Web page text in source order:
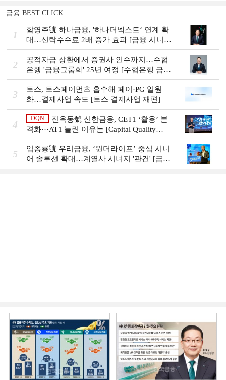
금융 BEST CLICK
1
함영주號 하나금융, '하나더넥스트‘ 연계 확
대…신탁수수료 2배 증가 효과 [금융 시니어
비즈니스 돋보기]
2
공적자금 상환에서 증권사 인수까지…수협
은행 '금융그룹화' 25년 여정 [수협은행 금융
그룹의 꿈①]
3
토스, 토스페이먼츠 흡수해 페이·PG 일원
화…결제사업 속도 [토스 결제사업 재편]
4
DQN
진옥동號 신한금융, CET1 ‘활용’ 본
격화···AT1 늘린 이유는 [Capital Quality
Review]
5
임종룡號 우리금융, ‘원더라이프’ 중심 시니
어 솔루션 확대…계열사 시너지 '관건' [금융